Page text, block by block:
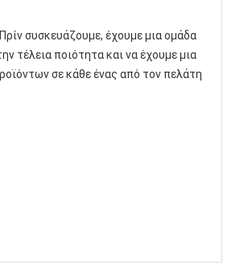
συσκευάζουμε, έχουμε μια ομάδα
τέλεια ποιότητα και να έχουμε μια
σε κάθε ένας από τον πελάτη